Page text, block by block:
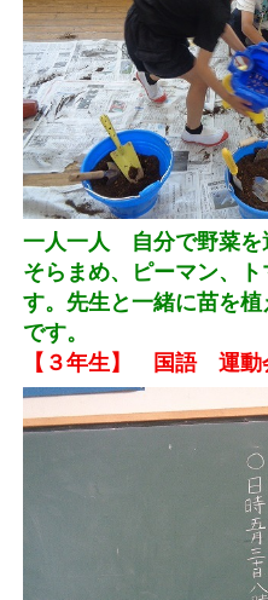
一人一人 自分で野菜を
そらまめ、ピーマン、
す。先生と一緒に苗を
です。
【３年生】 国語 運動